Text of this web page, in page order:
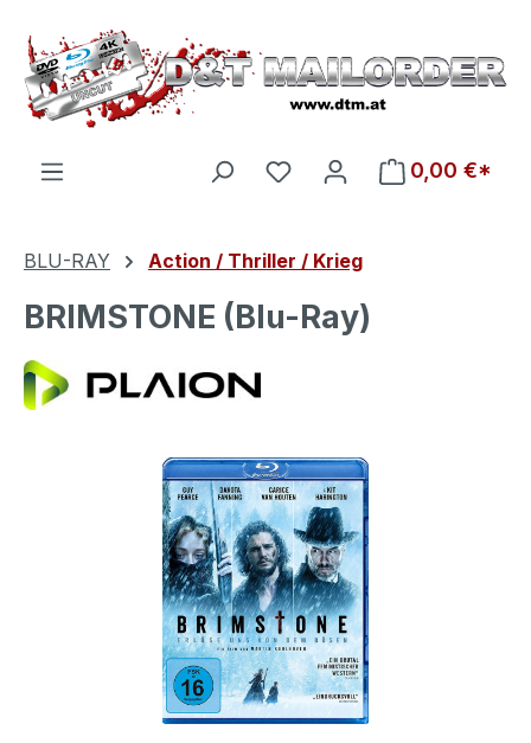
Zum Hauptinhalt springen
Du hast 0 Produkte auf
0,00 €*
BLU-RAY Action / Thriller / Krieg
BRIMSTONE (Blu-Ray)
Bildergalerie überspringen